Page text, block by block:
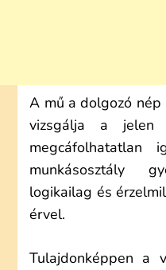
A mű a dolgozó
vizsgálja a
megcáfolhatatlan
munkásosztály
logikailag és
érvel.
Tulajdonképpen a